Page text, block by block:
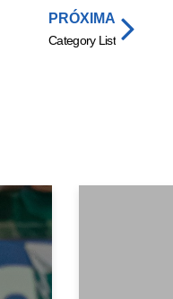
PRÓXIMA
Category List